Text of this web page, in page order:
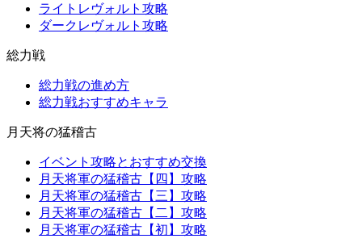
ライトレヴォルト攻略
ダークレヴォルト攻略
総力戦
総力戦の進め方
総力戦おすすめキャラ
月天将の猛稽古
イベント攻略とおすすめ交換
月天将軍の猛稽古【四】攻略
月天将軍の猛稽古【三】攻略
月天将軍の猛稽古【二】攻略
月天将軍の猛稽古【初】攻略